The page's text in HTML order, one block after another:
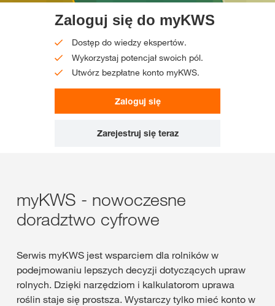
Zaloguj się do myKWS
Dostęp do wiedzy ekspertów.
Wykorzystaj potencjał swoich pól.
Utwórz bezpłatne konto myKWS.
Zaloguj się
Zarejestruj się teraz
myKWS - nowoczesne
doradztwo cyfrowe
Serwis myKWS jest wsparciem dla rolników w
podejmowaniu lepszych decyzji dotyczących upraw
rolnych. Dzięki narzędziom i kalkulatorom uprawa
roślin staje się prostsza. Wystarczy tylko mieć konto w